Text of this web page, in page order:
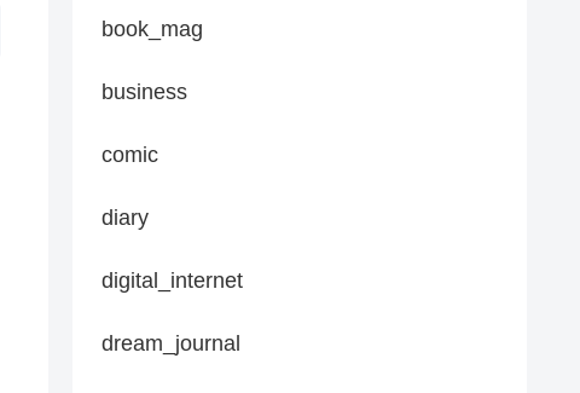
book_mag
business
comic
diary
digital_internet
dream_journal